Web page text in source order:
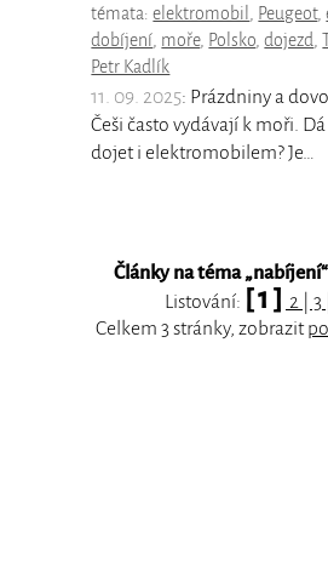
témata:elektromobil , Peugeot,
dobíjení, moře, Polsko,dojezd,
Petr Kadlík
11. 09. 2025: Prázdniny a
Češi často vydávají k moři.
dojet i elektromobilem? Je…
Články na téma „nabíjení
Listování: [ 1 ] 2 3
Celkem 3 stránky, zobrazit